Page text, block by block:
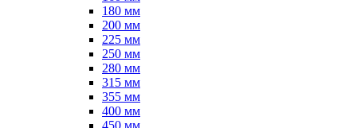
180 мм
200 мм
225 мм
250 мм
280 мм
315 мм
355 мм
400 мм
450 мм